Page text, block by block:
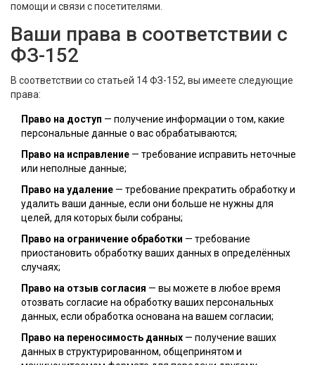
помощи и связи с посетителями.
Ваши права в соответствии с
ФЗ-152
В соответствии со статьей 14 ФЗ-152, вы имеете следующие
права:
Право на доступ — получение информации о том, какие
персональные данные о вас обрабатываются;
Право на исправление — требование исправить неточные
или неполные данные;
Право на удаление — требование прекратить обработку и
удалить ваши данные, если они больше не нужны для
целей, для которых были собраны;
Право на ограничение обработки — требование
приостановить обработку ваших данных в определённых
случаях;
Право на отзыв согласия — вы можете в любое время
отозвать согласие на обработку ваших персональных
данных, если обработка основана на вашем согласии;
Право на переносимость данных — получение ваших
данных в структурированном, общепринятом и